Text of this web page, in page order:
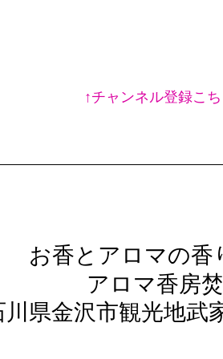
↑チャンネル登録こち
お香とアロマの香
アロマ香房
県金沢市観光地武